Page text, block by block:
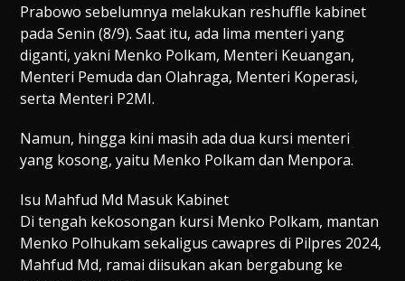
Prabowo sebelumnya melakukan reshuffle kabinet
pada Senin (8/9). Saat itu, ada lima menteri yang
diganti, yakni Menko Polkam, Menteri Keuangan,
Menteri Pemuda dan Olahraga, Menteri Koperasi,
serta Menteri P2MI.
Namun, hingga kini masih ada dua kursi menteri
yang kosong, yaitu Menko Polkam dan Menpora.
Isu Mahfud Md Masuk Kabinet
Di tengah kekosongan kursi Menko Polkam, mantan
Menko Polhukam sekaligus cawapres di Pilpres 2024,
Mahfud Md, ramai diisukan akan bergabung ke